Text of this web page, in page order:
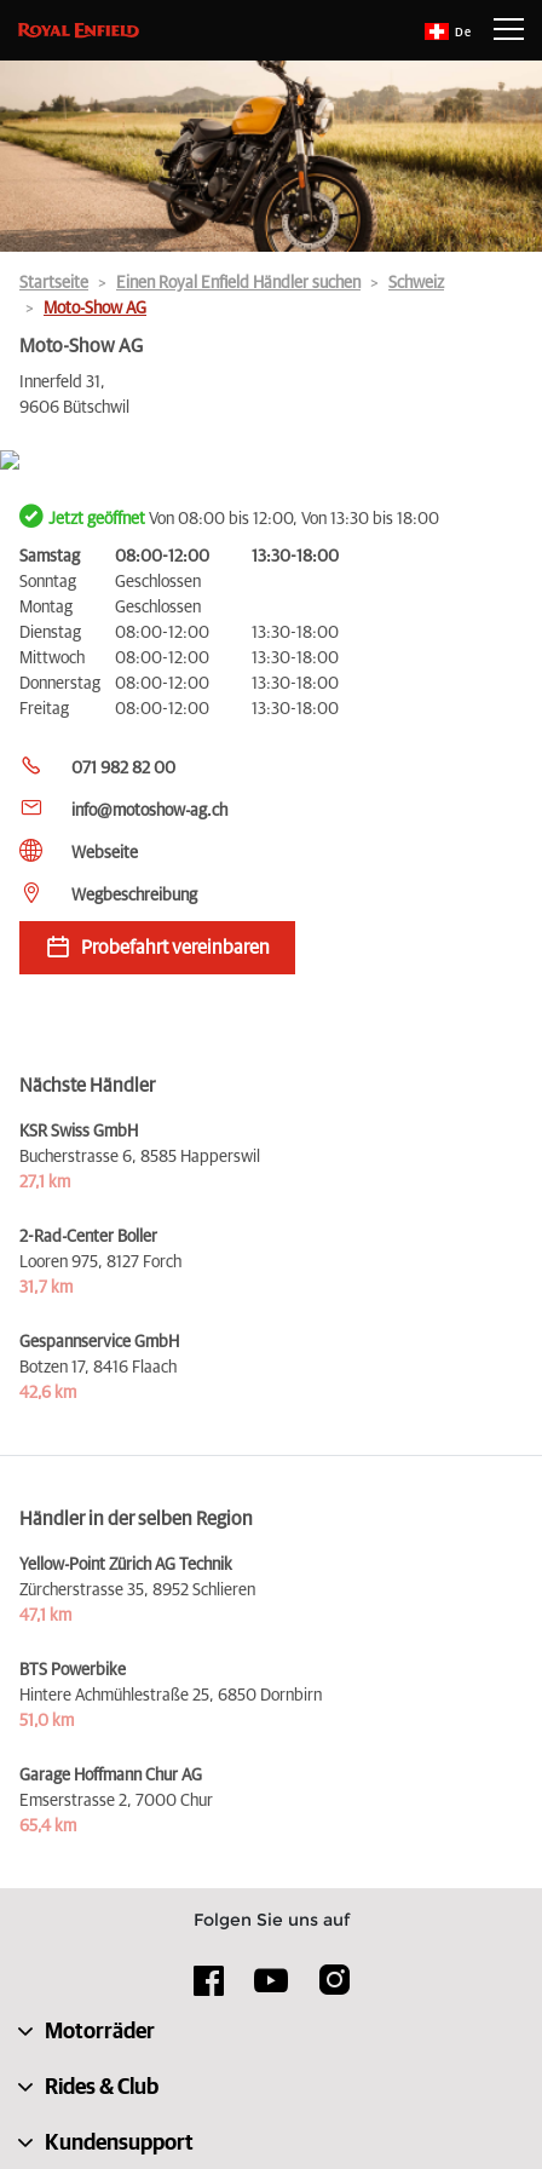
De
Startseite Einen Royal Enfield Händler suchen
Schweiz
Moto-Show AG
Moto-Show AG
Innerfeld 31,
9606 Bütschwil
Jetzt geöffnet Von 08:00 bis 12:00, Von 13:30 bis 18:00
Samstag 08:00-12:00
13:30-18:00
Sonntag
Geschlossen
Montag
Geschlossen
Dienstag
08:00-12:00
13:30-18:00
Mittwoch
08:00-12:00
13:30-18:00
Donnerstag
08:00-12:00
13:30-18:00
Freitag
08:00-12:00 13:30-18:00
071 982 82 00
info@motoshow-ag.ch
Webseite
Wegbeschreibung
Probefahrt vereinbaren
Nächste Händler
KSR Swiss GmbH
Bucherstrasse 6, 8585 Happerswil
27,1 km
2-Rad-Center Boller
Looren 975, 8127 Forch
31,7 km
Gespannservice GmbH
Botzen 17, 8416 Flaach
42,6 km
Händler in der selben Region
Yellow-Point Zürich AG Technik
Zürcherstrasse 35, 8952 Schlieren
47,1 km
BTS Powerbike
Hintere Achmühlestraße 25, 6850 Dornbirn
51,0 km
Garage Hoffmann Chur AG
Emserstrasse 2, 7000 Chur
65,4 km
Folgen Sie uns auf
Motorräder
Rides & Club
Kundensupport